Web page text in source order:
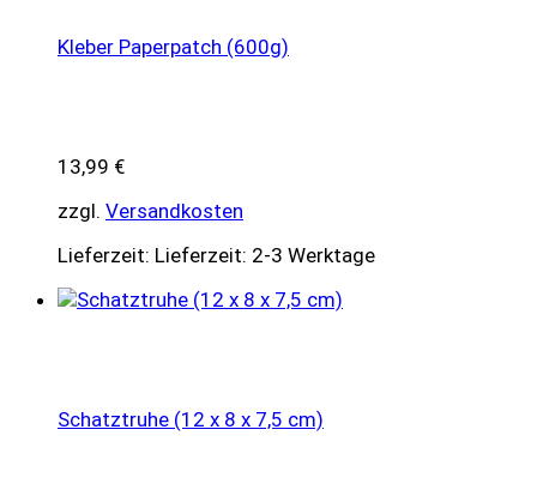
Kleber Paperpatch (600g)
13,99 €
zzgl. Versandkosten
Lieferzeit: Lieferzeit: 2-3 Werktage
Schatztruhe (12 x 8 x 7,5 cm)